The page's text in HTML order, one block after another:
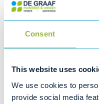
Consent
This website uses
We use cookies to
provide social media
Tijdens de onderhoudsbeurt
Bandenspanning
Ruitenwissers, ramen en
Schokbrekers
Bel ons gerust voor een